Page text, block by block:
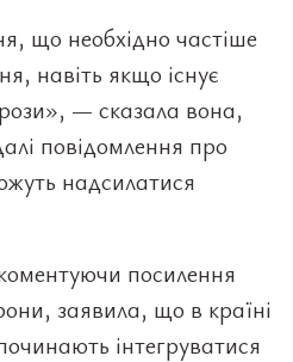
що необхідно частіше
навіть якщо існує
— сказала вона,
повідомлення про
надсилатися
посилення
заявила, що в країні
інтегруватися